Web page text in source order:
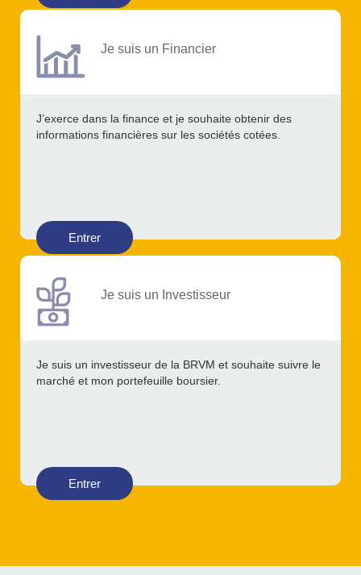
Je suis un Financier
J’exerce dans la finance et je souhaite obtenir des
informations financières sur les sociétés cotées.
Entrer
Je suis un Investisseur
Je suis un investisseur de la BRVM et souhaite suivre le
marché et mon portefeuille boursier.
Entrer